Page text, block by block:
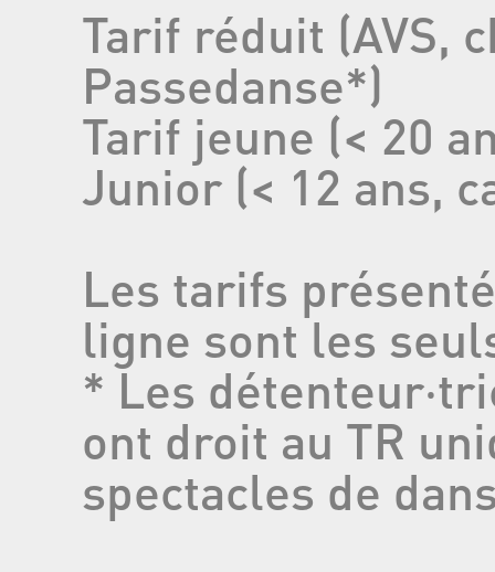
Tarif réduit (AVS,
Passedanse*)
Tarif jeune (< 20
Junior (< 12 ans,
Les tarifs
ligne sont les
* Les
ont droit au TR
spectacles de